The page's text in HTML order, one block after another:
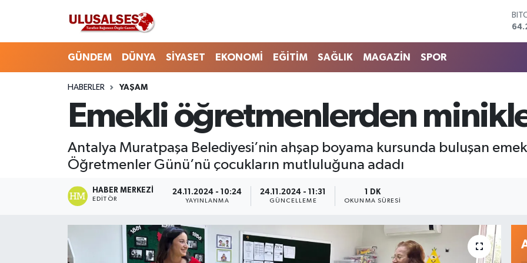
GÜNDEM DÜNYA SİYASET EKONOMİ EĞİTİM SAĞLIK MAGAZİN SPOR
HABERLER YAŞAM
Emekli öğretmenlerden
Antalya Muratpaşa Belediyesi’nin ahşap boyama kursunda buluşan
Öğretmenler Günü’nü çocukların mutluluğuna adadı
HABER MERKEZI
EDITÖR
24.11.2024 - 10:24
YAYINLANMA
24.11.2024 - 11:31
GÜNCELLEME
1 DK
OKUNMA SÜRESI
GÜNDEM
DÜNYA
SİYASET
SAĞLIK
MAGAZİN
Hava Durumu
Trafik Durumu
Süper Lig Puan Durumu ve Fikstür
Son Dakika Haberleri
Haber Arşivi